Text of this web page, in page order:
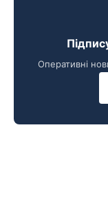
Оперативні